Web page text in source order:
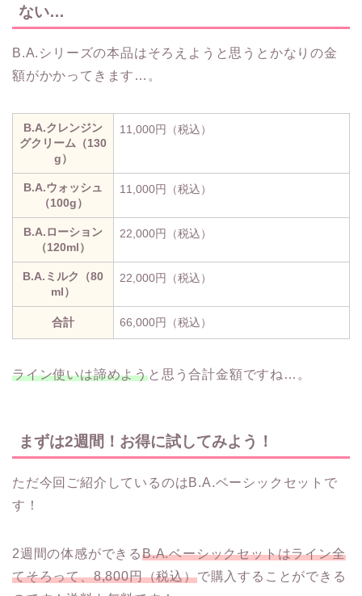
ない…
B.A.シリーズの本品はそろえようと思うとかなりの金
額がかかってきます…。
B.A.クレンジン
グクリーム（130
g）
11,000円（税込）
B.A.ウォッシュ
（100g）
11,000円（税込）
B.A.ローション
（120ml）
22,000円（税込）
B.A.ミルク（80
ml）
22,000円（税込）
合計 66,000円（税込）
ライン使いは諦めようと思う合計金額ですね…。
まずは2週間！お得に試してみよう！
ただ今回ご紹介しているのはB.A.ベーシックセットで
す！
2週間の体感ができるB.A.ベーシックセットはライン全
てそろって、8,800円（税込）で購入することができる